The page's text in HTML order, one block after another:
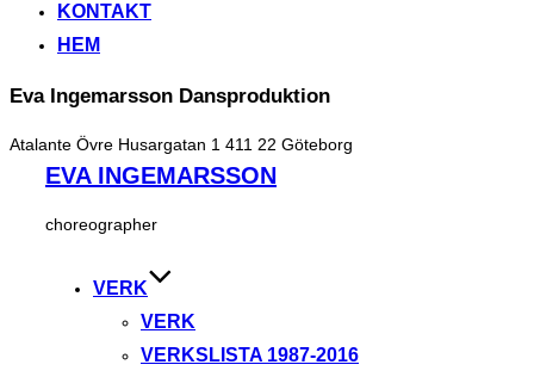
KONTAKT
HEM
Eva Ingemarsson Dansproduktion
Atalante Övre Husargatan 1 411 22 Göteborg
content
EVA INGEMARSSON
choreographer
VERK
VERK
VERKSLISTA 1987-2016